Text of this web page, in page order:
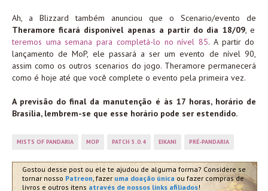
Ah, a Blizzard também anunciou que o Scenario/evento de
Theramore ficará disponível apenas a partir do dia 18/09, e
teremos uma semana para completá-lo no nível 85. A partir do
lançamento de MoP, ele passará a ser um evento de nível 90,
assim como os outros scenarios do jogo. Theramore permanecerá
como é hoje até que você complete o evento pela primeira vez.
A previsão do final da manutenção é às 17 horas, horário de
Brasília, lembrem-se que esse horário pode ser estendido.
MISTS OF PANDARIA MOP PATCH 5.0.4 EIKANI PRÉ-PANDARIA
Gostou desse post ou ele te ajudou de alguma forma? Considere se
tornar nosso Patreon , fazer uma doação única ou fazer compras de
livros e outros itens através de nossos links afiliados!